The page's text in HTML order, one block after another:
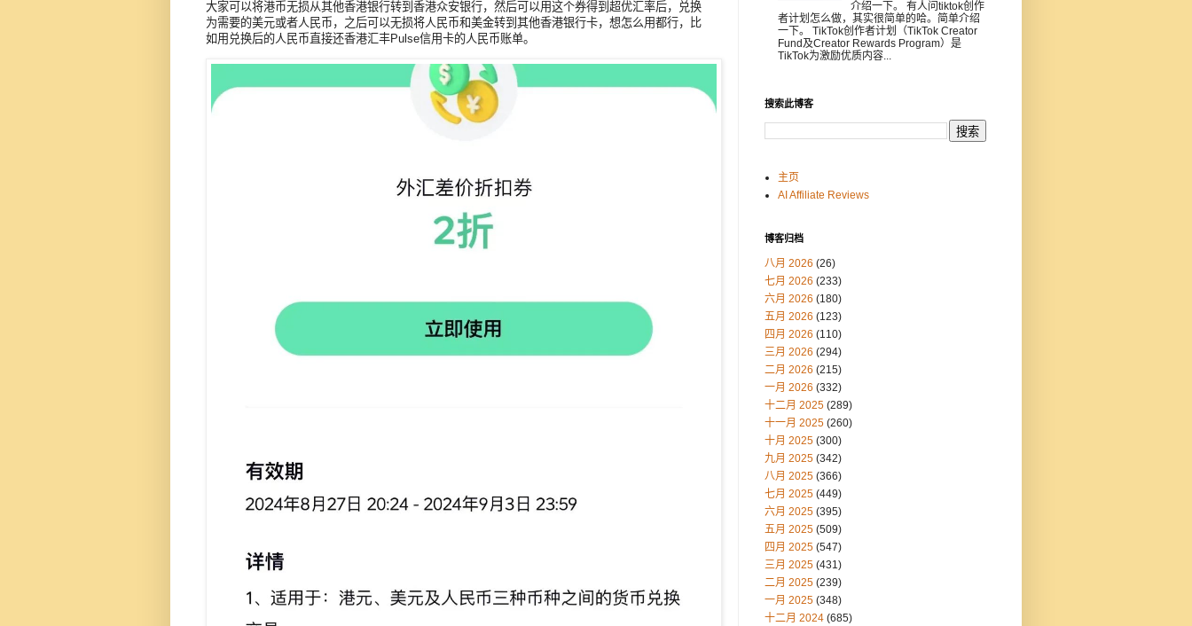
大家可以将港币无损从其他香港银行转到香港众安银行，然后可以用这个券得到超优汇率后，兑换
为需要的美元或者人民币，之后可以无损将人民币和美金转到其他香港银行卡，想怎么用都行，比
如用兑换后的人民币直接还香港汇丰Pulse信用卡的人民币账单。
介绍一下。 有人问tiktok创作
者计划怎么做，其实很简单的哈。简单介绍
一下。 TikTok创作者计划（TikTok Creator
Fund及Creator Rewards Program）是
TikTok为激励优质内容...
搜索此博客
主页
AI Affiliate Reviews
博客归档
八月 2026 (26)
七月 2026 (233)
六月 2026 (180)
五月 2026 (123)
四月 2026 (110)
三月 2026 (294)
二月 2026 (215)
一月 2026 (332)
十二月 2025 (289)
十一月 2025 (260)
十月 2025 (300)
九月 2025 (342)
八月 2025 (366)
七月 2025 (449)
六月 2025 (395)
五月 2025 (509)
四月 2025 (547)
三月 2025 (431)
二月 2025 (239)
一月 2025 (348)
十二月 2024 (685)